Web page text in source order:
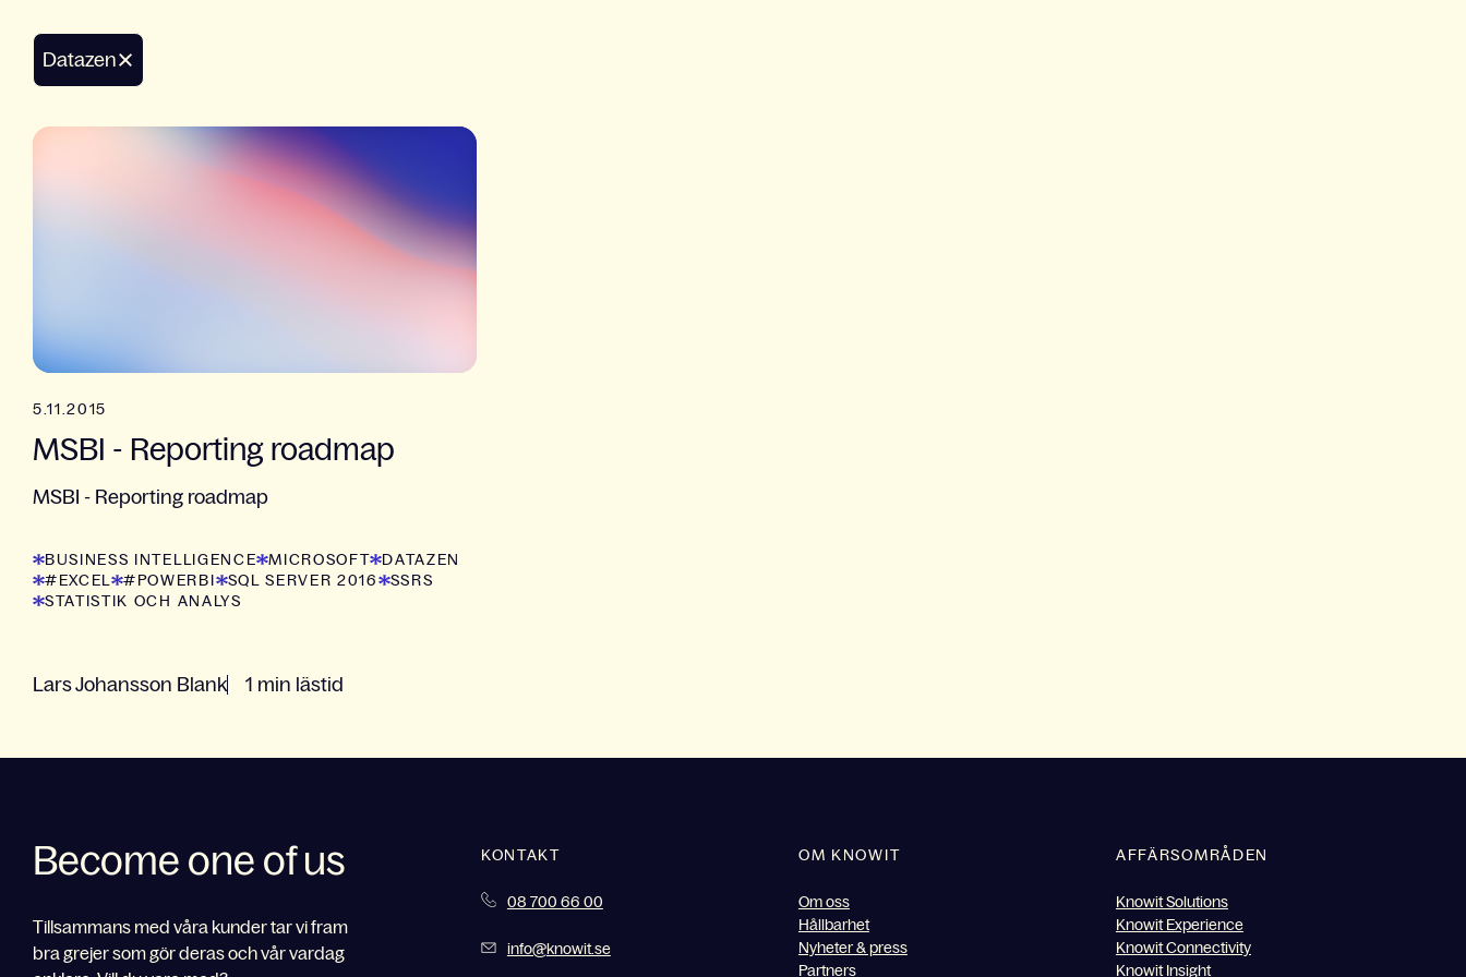
datazen
5.11.2015
MSBI - Reporting roadmap
MSBI - Reporting roadmap
BUSINESS INTELLIGENCE MICROSOFT
DATAZEN
#EXCEL
#POWERBI SQL SERVER 2016
SSRS
STATISTIK OCH ANALYS
Lars Johansson Blank 1 min lästid
Become one of us
Tillsammans med våra kunder tar vi fram
bra grejer som gör deras och vår vardag
KONTAKT
08 700 66 00
info@knowit.se
OM KNOWIT
Om oss
Hållbarhet
Nyheter & press
Partners
AFFÄRSOMRÅDEN
Knowit Solutions
Knowit Experience
Knowit Connectivity
Knowit Insight